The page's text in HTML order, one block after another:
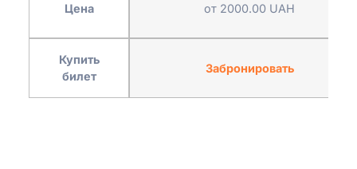
Цена
Купить
билет
от 2000.00 UAH
Забронировать